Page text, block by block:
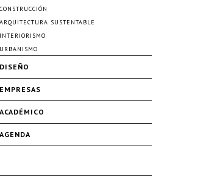
CONSTRUCCIÓN
ARQUITECTURA SUSTENTABLE
INTERIORISMO
URBANISMO
DISEÑO
EMPRESAS
ACADÉMICO
AGENDA